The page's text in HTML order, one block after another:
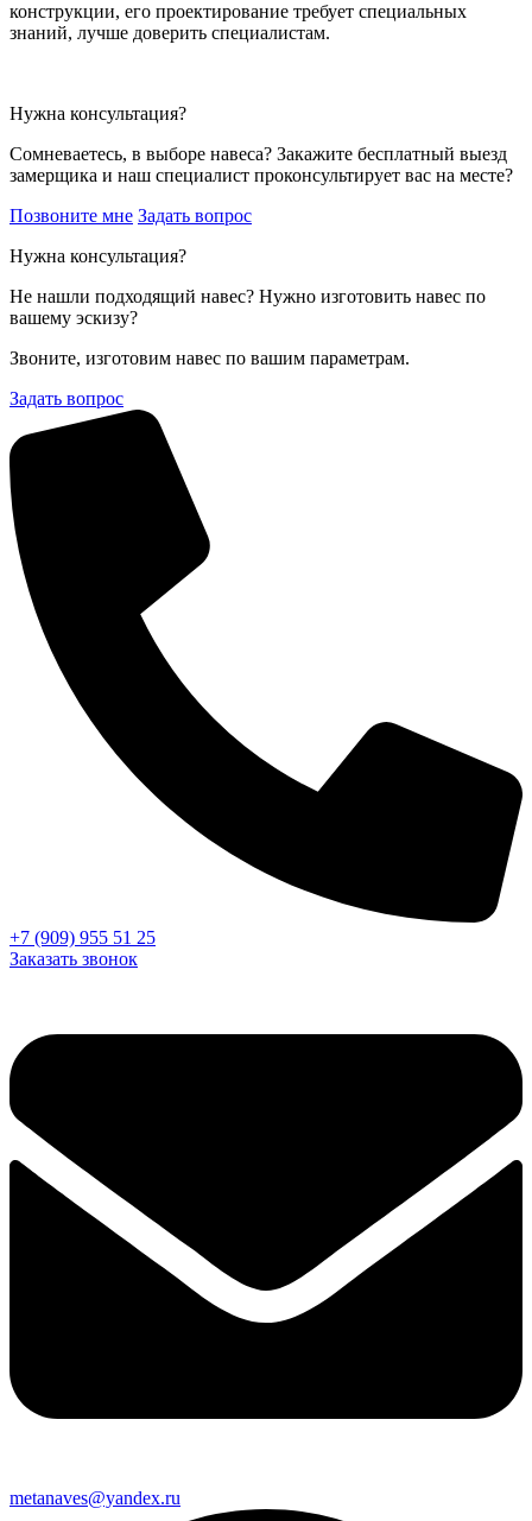
конструкции, его проектирование требует специальных
знаний, лучше доверить специалистам.
Нужна консультация?
Сомневаетесь, в выборе навеса? Закажите бесплатный выезд
замерщика и наш специалист проконсультирует вас на месте?
Позвоните мне Задать вопрос
Нужна консультация?
Не нашли подходящий навес? Нужно изготовить навес по
вашему эскизу?
Звоните, изготовим навес по вашим параметрам.
Задать вопрос
+7 (909) 955 51 25
Заказать звонок
metanaves@yandex.ru